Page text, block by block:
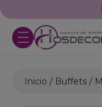
Inicio Buffets